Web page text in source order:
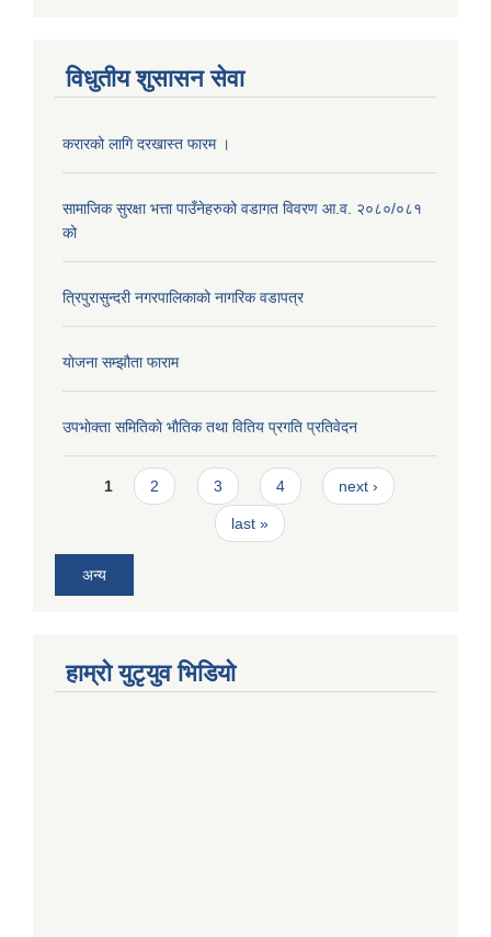
विधुतीय शुसासन सेवा
करारको लागि दरखास्त फारम ।
सामाजिक सुरक्षा भत्ता पाउँनेहरुको वडागत विवरण आ.व. २०८०/०८१
को
त्रिपुरासुन्दरी नगरपालिकाको नागरिक वडापत्र
याेजना सम्झौता फाराम
उपभाेक्ता समितिकाे भाैतिक तथा वितिय प्रगति प्रतिवेदन
Pages
1 2 3 4 next ›
last »
अन्य
हाम्राे युटृयुव भिडियाे